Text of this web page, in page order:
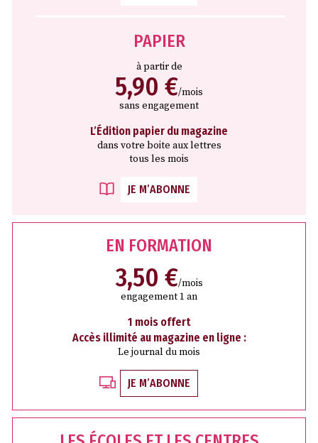
PAPIER
à partir de
5,90 €/mois
sans engagement
L’Édition papier du magazine
dans votre boite aux lettres
tous les mois
JE M’ABONNE
EN FORMATION
3,50 €/mois
engagement 1 an
1 mois offert
Accès illimité au magazine en ligne :
Le journal du mois
JE M’ABONNE